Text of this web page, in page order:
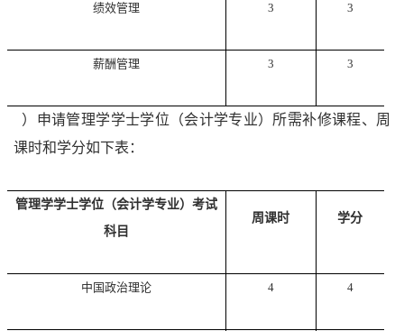
绩效管理 3 3
薪酬管理 3 3
）申请管理学学士学位（会计学专业）所需补修课程、周
课时和学分如下表：
管理学学士学位（会计学专业）考试
科目
周课时 学分
中国政治理论 4 4